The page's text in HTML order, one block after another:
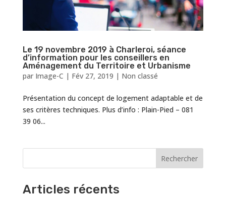
Le 19 novembre 2019 à Charleroi, séance
d’information pour les conseillers en
Aménagement du Territoire et Urbanisme
par Image-C | Fév 27, 2019 | Non classé
Présentation du concept de logement adaptable et de
ses critères techniques. Plus d’info : Plain-Pied – 081
39 06...
Articles récents